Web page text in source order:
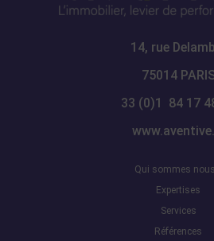
14, rue
75014
33 (0)1 84 17
Qui sommes
Expertises
Services
Références